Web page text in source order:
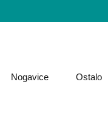
Nogavice Ostalo